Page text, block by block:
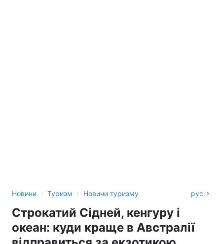
Новини › Туризм › Новини туризму рус
Строкатий Сідней, кенгуру і
океан: куди краще в Австралії